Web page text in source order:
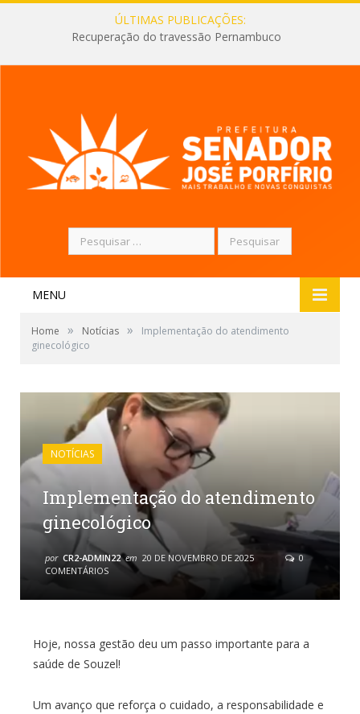
ÚLTIMAS PUBLICAÇÕES:
Recuperação do travessão Pernambuco
Pesquisar
por:
MENU
Home » Notícias »
Implementação do atendimento
ginecológico
NOTÍCIAS
Implementação do atendimento
ginecológico
por CR2-ADMIN22 em 20 DE NOVEMBRO DE 2025
0
COMENTÁRIOS
Hoje, nossa gestão deu um passo importante para a
saúde de Souzel!
Um avanço que reforça o cuidado, a responsabilidade e